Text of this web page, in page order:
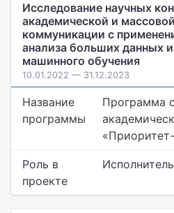
Исследование научных
академической и
коммуникации с
анализа больших данных
машинного обучения
10.01.2022 — 31.12.2023
Название
программы
Программа
Роль в
проекте
Исполнитель